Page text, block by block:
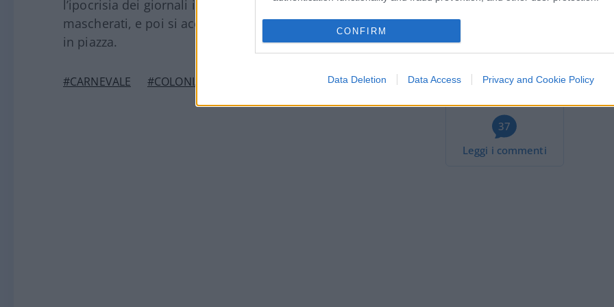
CONFIRM
Data Deletion Data Access Privacy and Cookie Policy
l’ipocrisia dei giornali italiani che elogiano l’ammucchiata di vaccinati non
mascherati, e poi si accaniscono sui no green pass che protestano, legittimamente,
in piazza.
#CARNEVALE #COLONIA
37
Leggi i commenti